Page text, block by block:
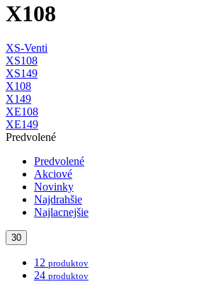
X108
XS-Venti
XS108
XS149
X108
X149
XE108
XE149
Predvolené
Predvolené
Akciové
Novinky
Najdrahšie
Najlacnejšie
30
12 produktov
24 produktov